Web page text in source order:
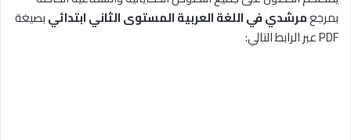
بمرجعمرشدي في اللغة العربية المستوى الثاني ابتدائيبصيغة
PDF عبر الرابط التالي: